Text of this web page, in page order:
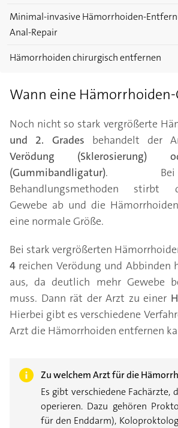
Minimal-invasive Hämorrhoiden-
Anal-Repair
Hämorrhoiden chirurgisch entfernen
Wann eine Hämorrhoiden-
Noch nicht so stark vergrößerte
und 2. Grades behandelt der
Verödung (Sklerosierung)
(Gummibandligatur). Bei
Behandlungsmethoden stirbt
Gewebe ab und die
eine normale Größe.
Bei stark vergrößerten
4 reichen Verödung und Abbinden
aus, da deutlich mehr Gewebe
muss. Dann rät der Arzt zu einer
Hierbei gibt es verschiedene
Arzt die Hämorrhoiden entfernen
Zu welchem Arzt für die
Es gibt verschiedene Fachärzte,
operieren. Dazu gehören
für den Enddarm),